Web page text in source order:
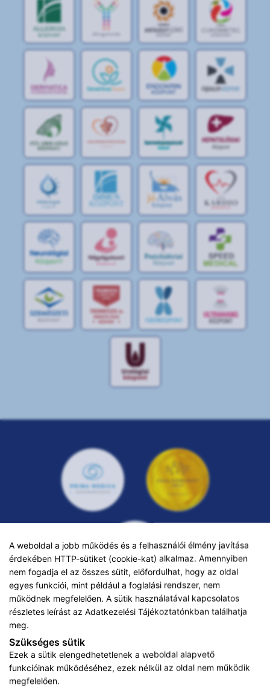
A weboldal a jobb működés és a felhasználói élmény javítása
érdekében HTTP-sütiket (cookie-kat) alkalmaz. Amennyiben
nem fogadja el az összes sütit, előfordulhat, hogy az oldal
egyes funkciói, mint például a foglalási rendszer, nem
működnek megfelelően. A sütik használatával kapcsolatos
részletes leírást az Adatkezelési Tájékoztatónkban találhatja
meg.
Szükséges sütik
Ezek a sütik elengedhetetlenek a weboldal alapvető
funkcióinak működéséhez, ezek nélkül az oldal nem működik
megfelelően.
IMMUN
KÖZPONT
jó Alvás
Központ
ADATKEZELÉSI TÁJÉKOZTATÓ
IMPRESSZUM